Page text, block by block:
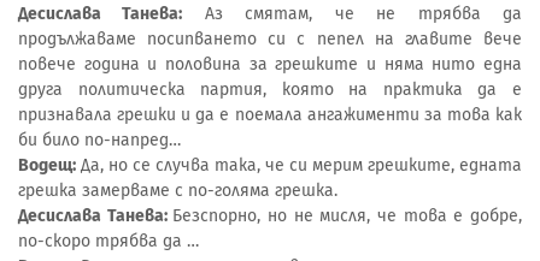
Десислава Танева: Аз смятам, че не трябва да
продължаваме посипването си с пепел на главите вече
повече година и половина за грешките и няма нито една
друга политическа партия, която на практика да е
признавала грешки и да е поемала ангажименти за това как
би било по-напред…
Водещ: Да, но се случва така, че си мерим грешките, едната
грешка замерваме с по-голяма грешка.
Десислава Танева: Безспорно, но не мисля, че това е добре,
по-скоро трябва да …